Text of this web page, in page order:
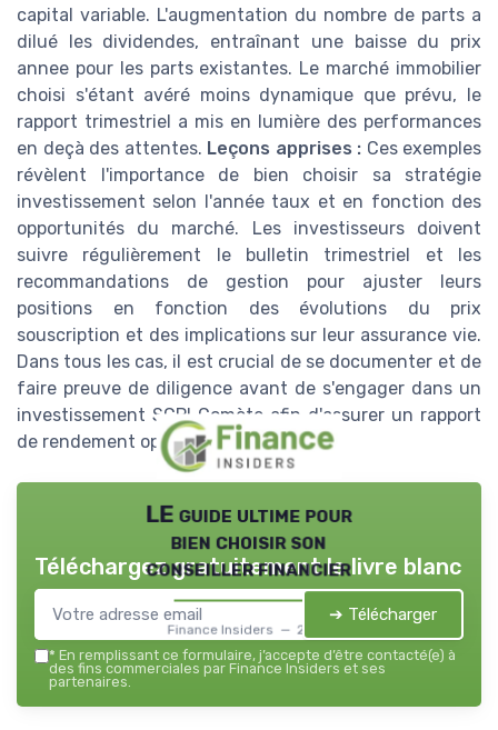
capital variable. L'augmentation du nombre de parts a
dilué les dividendes, entraînant une baisse du prix
annee pour les parts existantes. Le marché immobilier
choisi s'étant avéré moins dynamique que prévu, le
rapport trimestriel a mis en lumière des performances
en deçà des attentes. Leçons apprises : Ces exemples
révèlent l'importance de bien choisir sa stratégie
investissement selon l'année taux et en fonction des
opportunités du marché. Les investisseurs doivent
suivre régulièrement le bulletin trimestriel et les
recommandations de gestion pour ajuster leurs
positions en fonction des évolutions du prix
souscription et des implications sur leur assurance vie.
Dans tous les cas, il est crucial de se documenter et de
faire preuve de diligence avant de s'engager dans un
investissement SCPI Comète afin d'assurer un rapport
de rendement optimal à long terme.
LE guide ultime pour
bien choisir son
conseiller financier
Finance Insiders — 2026
Téléchargez gratuitement le livre blanc
➔ Télécharger
* En remplissant ce formulaire, j’accepte d’être contacté(e) à
des fins commerciales par Finance Insiders et ses
partenaires.